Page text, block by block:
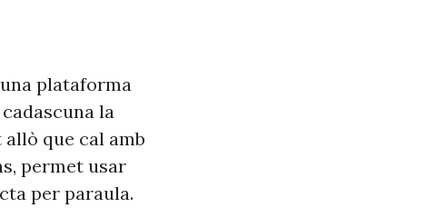
plataforma
la
que cal amb
permet usar
per paraula.